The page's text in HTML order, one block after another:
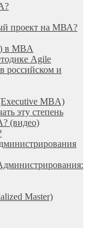
проект на МВА?
в MBA
Agile
российском и
MBA)
эту степень
(видео)
Master)